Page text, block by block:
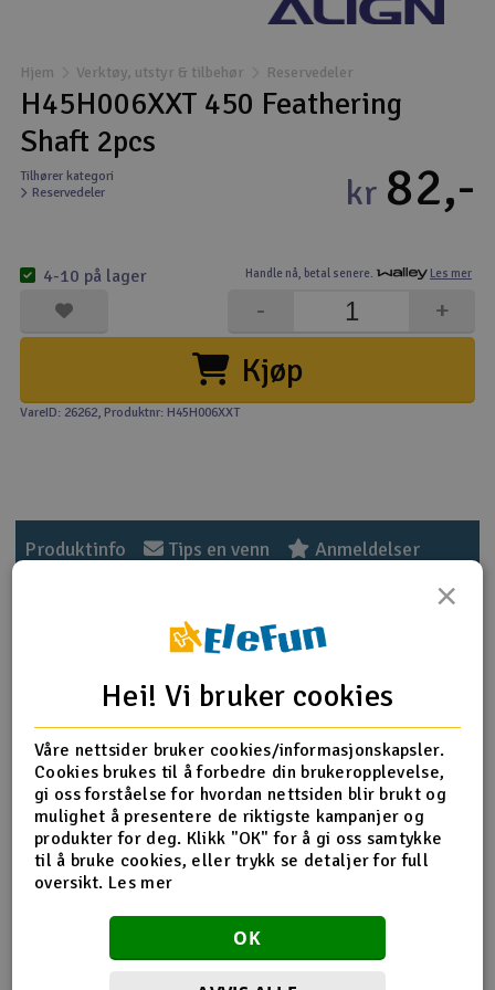
Droner
Droner for FPV
Fly
Helikopter
Kamerautstyr
Modellbygging, LEGO & byggesett
Modelljernbane
Outlet
Smarthjem, lek & hobby
Solenergi
Sparkesykler & elkjøretøy
Verktøy, utstyr & tilbehør
Gavekort
Hjem Verktøy, utstyr & tilbehør Reservedeler
H45H006XXT 450 Feathering
Shaft 2pcs
Tilhører kategori
Reservedeler
Handle nå, betal senere. Les mer
kr 82,-
Kjøp
+
-
4-10 på lager
VareID: 26262, Produktnr: H45H006XXT
Produktinfo Tips en venn Anmeldelser
Produktinformasjon
Use for T-REX 450 L / Plus / Sport / Pro.
Must with:F4-8Thrust Bearing(H45R002XXW).
Feathering shaft x 2
Washer x 4(2.6x5.8x0.6mm)
Socket screw-black x 4(M2.5x6mm)
Flere detaljer
Produktet er
Reservedeler Align T-Rex 450 Pro
Align
×
Hei! Vi bruker cookies
Våre nettsider bruker cookies/informasjonskapsler.
Cookies brukes til å forbedre din brukeropplevelse,
gi oss forståelse for hvordan nettsiden blir brukt og
mulighet å presentere de riktigste kampanjer og
produkter for deg. Klikk "OK" for å gi oss samtykke
til å bruke cookies, eller trykk se detaljer for full
oversikt. Les mer
OK